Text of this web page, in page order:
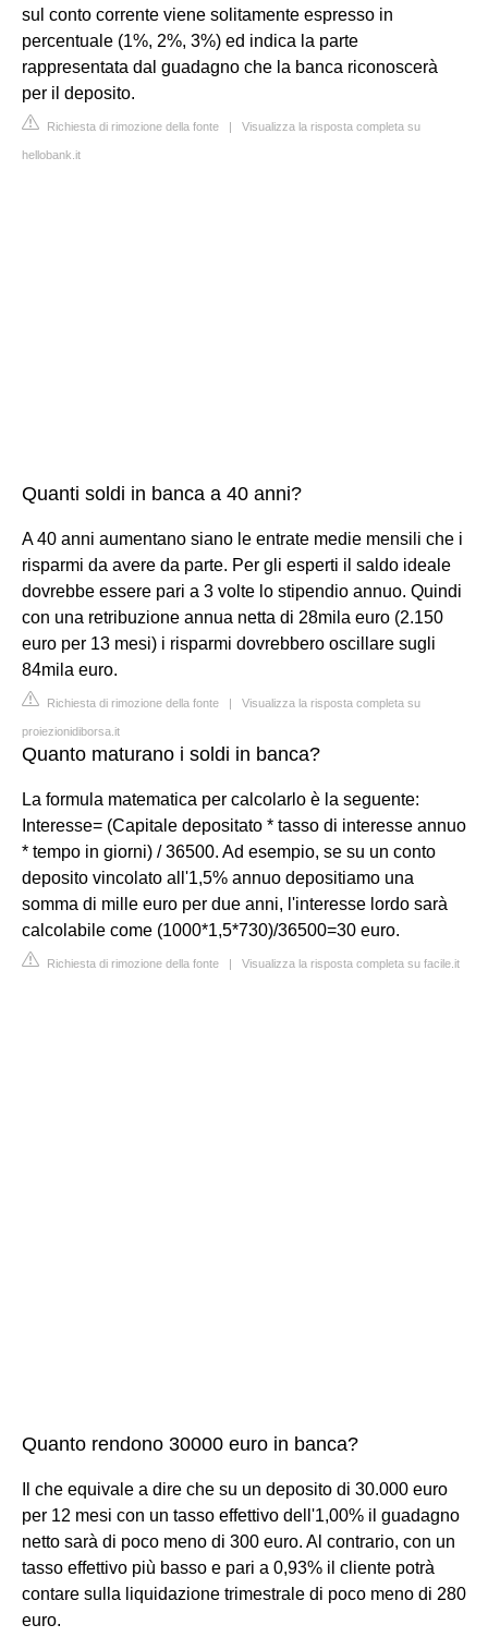
sul conto corrente viene solitamente espresso in
percentuale (1%, 2%, 3%) ed indica la parte
rappresentata dal guadagno che la banca riconoscerà
per il deposito.
Richiesta di rimozione della fonte | Visualizza la risposta completa su
hellobank.it
Quanti soldi in banca a 40 anni?
A 40 anni aumentano siano le entrate medie mensili che i
risparmi da avere da parte. Per gli esperti il saldo ideale
dovrebbe essere pari a 3 volte lo stipendio annuo. Quindi
con una retribuzione annua netta di 28mila euro (2.150
euro per 13 mesi) i risparmi dovrebbero oscillare sugli
84mila euro.
Richiesta di rimozione della fonte | Visualizza la risposta completa su
proiezionidiborsa.it
Quanto maturano i soldi in banca?
La formula matematica per calcolarlo è la seguente:
Interesse= (Capitale depositato * tasso di interesse annuo
* tempo in giorni) / 36500. Ad esempio, se su un conto
deposito vincolato all'1,5% annuo depositiamo una
somma di mille euro per due anni, l'interesse lordo sarà
calcolabile come (1000*1,5*730)/36500=30 euro.
Richiesta di rimozione della fonte | Visualizza la risposta completa su facile.it
Quanto rendono 30000 euro in banca?
Il che equivale a dire che su un deposito di 30.000 euro
per 12 mesi con un tasso effettivo dell'1,00% il guadagno
netto sarà di poco meno di 300 euro. Al contrario, con un
tasso effettivo più basso e pari a 0,93% il cliente potrà
contare sulla liquidazione trimestrale di poco meno di 280
euro.